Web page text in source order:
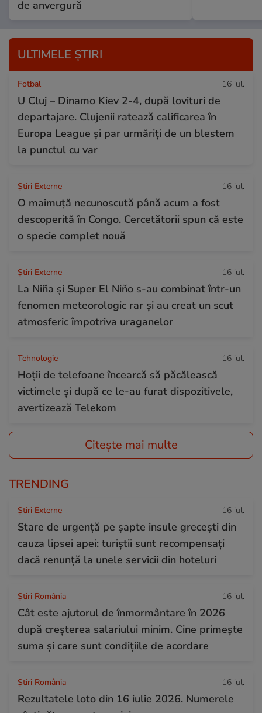
de anvergură
ULTIMELE ȘTIRI
Fotbal 16 iul.
U Cluj – Dinamo Kiev 2-4, după lovituri de
departajare. Clujenii ratează calificarea în
Europa League și par urmăriți de un blestem
la punctul cu var
Știri Externe 16 iul.
O maimuță necunoscută până acum a fost
descoperită în Congo. Cercetătorii spun că este
o specie complet nouă
Știri Externe 16 iul.
La Niña și Super El Niño s-au combinat într-un
fenomen meteorologic rar și au creat un scut
atmosferic împotriva uraganelor
Tehnologie 16 iul.
Hoții de telefoane încearcă să păcălească
victimele și după ce le-au furat dispozitivele,
avertizează Telekom
Citește mai multe
TRENDING
Știri Externe 16 iul.
Stare de urgență pe șapte insule grecești din
cauza lipsei apei: turiștii sunt recompensați
dacă renunță la unele servicii din hoteluri
Știri România 16 iul.
Cât este ajutorul de înmormântare în 2026
după creșterea salariului minim. Cine primește
suma și care sunt condițiile de acordare
Știri România 16 iul.
Rezultatele loto din 16 iulie 2026. Numerele